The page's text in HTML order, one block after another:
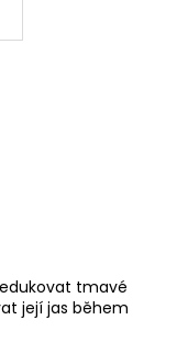
tmavé
její jas během